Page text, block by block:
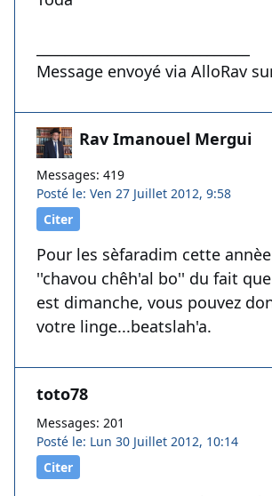
Message envoyé via AlloRav
Rav Imanouel Mergui
Messages: 419
Posté le: Ven 27 Juillet 2012, 9:58
Citer
Pour les sèfaradim cette
''chavou chêh'al bo'' du fait
est dimanche, vous pouvez
votre linge...beatslah'a.
toto78
Messages: 201
Posté le: Lun 30 Juillet 2012, 10:14
Citer